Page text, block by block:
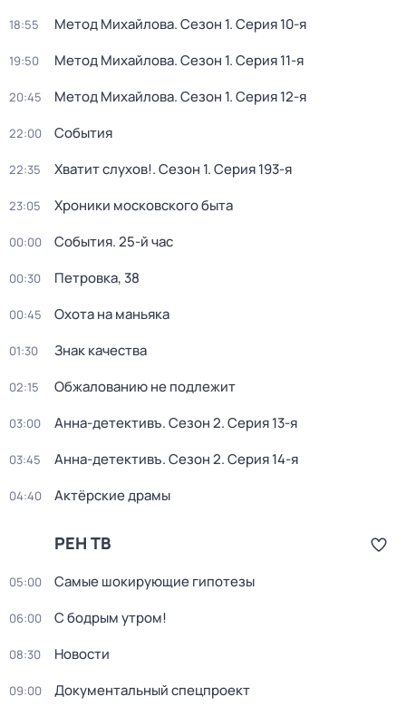
18:55 Метод Михайлова. Сезон 1. Серия 10-я
19:50 Метод Михайлова. Сезон 1. Серия 11-я
20:45 Метод Михайлова. Сезон 1. Серия 12-я
22:00 События
22:35 Хватит слухов!. Сезон 1. Серия 193-я
23:05 Хроники московского быта
00:00 События. 25-й час
00:30 Петровка, 38
00:45 Охота на маньяка
01:30 Знак качества
02:15 Обжалованию не подлежит
03:00 Анна-детективъ. Сезон 2. Серия 13-я
03:45 Анна-детективъ. Сезон 2. Серия 14-я
04:40 Актёрские драмы
РЕН ТВ
05:00 Самые шoкиpующие гипотезы
06:00 С бодрым утром!
08:30 Новости
09:00 Документальный спецпроект